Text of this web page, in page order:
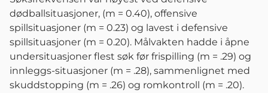
dødballsituasjoner, (m = 0.40), offensive
spillsituasjoner (m = 0.23) og lavest i defensive
spillsituasjoner (m = 0.20). Målvakten hadde i åpne
undersituasjoner flest søk før frispilling (m = .29) og
innleggs-situasjoner (m = .28), sammenlignet med
skuddstopping (m = .26) og romkontroll (m = .20).